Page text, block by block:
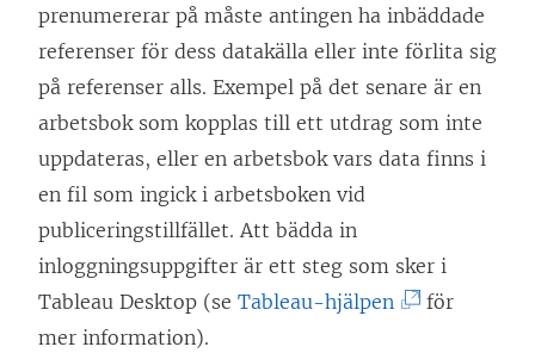
L
ä
n
k
e
n
ö
p
p
prenumererar på måste antingen ha inbäddade
referenser för dess datakälla eller inte förlita sig
på referenser alls. Exempel på det senare är en
arbetsbok som kopplas till ett utdrag som inte
uppdateras, eller en arbetsbok vars data finns i
en fil som ingick i arbetsboken vid
publiceringstillfället. Att bädda in
inloggningsuppgifter är ett steg som sker i
Tableau Desktop (se Tableau-hjälpen
för
mer information).